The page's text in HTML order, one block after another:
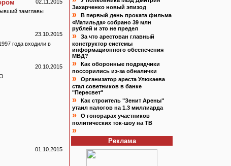
02.11.2015
замглавы
23.10.2015
года входили в
20.10.2015
01.10.2015
Захарченко новый эпизод
»
В первый день проката фильма
«Матильда» собрано 39 млн
рублей и это не предел
»
За что арестован главный
конструктор системы
информационного обеспечения
МВД?
»
Как оборонные подрядчики
поссорились из-за обналички
»
Организатор ареста Улюкаева
стал советников в банке
"Пересвет"
»
Как строитель "Зенит Арены"
утаил налогов на 1.3 миллиарда
»
О гонорарах участников
политических ток-шоу на ТВ
»
Реклама